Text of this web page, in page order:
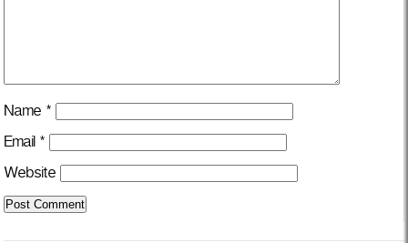
Name *
Email *
Website